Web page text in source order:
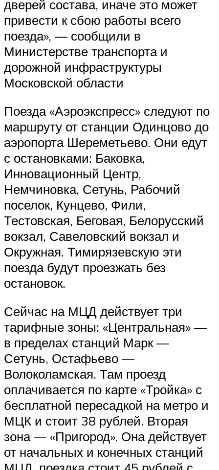
дверей состава, иначе это может
привести к сбою работы всего
поезда», — сообщили в
Министерстве транспорта и
дорожной инфраструктуры
Московской области
Поезда «Аэроэкспресс» следуют по
маршруту от станции Одинцово до
аэропорта Шереметьево. Они едут
с остановками: Баковка,
Инновационный Центр,
Немчиновка, Сетунь, Рабочий
поселок, Кунцево, Фили,
Тестовская, Беговая, Белорусский
вокзал, Савеловский вокзал и
Окружная. Тимирязевскую эти
поезда будут проезжать без
остановок.
Сейчас на МЦД действует три
тарифные зоны: «Центральная» —
в пределах станций Марк —
Сетунь, Остафьево —
Волоколамская. Там проезд
оплачивается по карте «Тройка» с
бесплатной пересадкой на метро и
МЦК и стоит 38 рублей. Вторая
зона — «Пригород». Она действует
от начальных и конечных станций